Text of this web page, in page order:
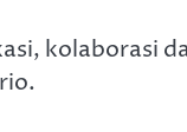
kolaborasi